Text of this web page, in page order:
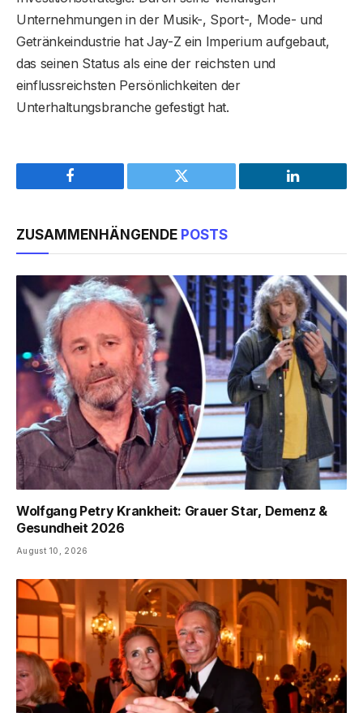
Unternehmungen in der Musik-, Sport-, Mode- und
Getränkeindustrie hat Jay-Z ein Imperium aufgebaut,
das seinen Status als eine der reichsten und
einflussreichsten Persönlichkeiten der
Unterhaltungsbranche gefestigt hat.
Facebook Twitter LinkedIn
ZUSAMMENHÄNGENDE POSTS
Wolfgang Petry Krankheit: Grauer Star, Demenz &
Gesundheit 2026
August 10, 2026